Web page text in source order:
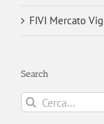
FIVI Mercato
Search
Cerca
per: